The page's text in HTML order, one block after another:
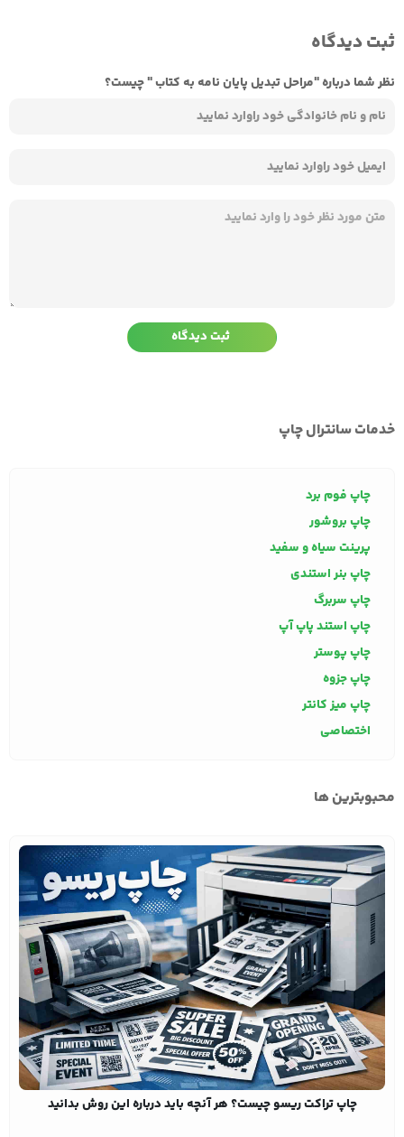
ثبت دیدگاه
نظر شما درباره "مراحل تبدیل پایان نامه به کتاب " چیست؟
خدمات سانترال چاپ
چاپ فوم برد
چاپ بروشور
پرینت سیاه و سفید
چاپ بنر استندی
چاپ سربرگ
چاپ استند پاپ آپ
چاپ پوستر
چاپ جزوه
چاپ میز کانتر
اختصاصی
محبوبترین ها
چاپ تراکت ریسو چیست؟ هر آنچه باید درباره این روش بدانید